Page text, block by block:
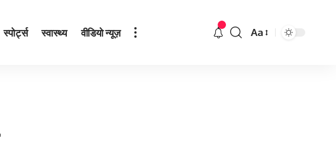
स्पोर्ट्स स्वास्थ्य वीडियो न्यूज़ Aa